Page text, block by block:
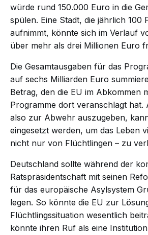
würde rund 150.000 Euro in die
spülen. Eine Stadt, die jährlich 100
aufnimmt, könnte sich im Verlauf
über mehr als drei Millionen Euro
Die Gesamtausgaben für das
auf sechs Milliarden Euro
Betrag, den die EU im Abkommen
Programme dort veranschlagt hat.
also zur Abwehr auszugeben,
eingesetzt werden, um das Leben
nicht nur von Flüchtlingen – zu
Deutschland sollte während der
Ratspräsidentschaft mit seinen
für das europäische Asylsystem
legen. So könnte die EU zur
Flüchtlingssituation wesentlich
könnte ihren Ruf als eine